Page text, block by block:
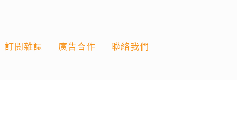
訂閱雜誌 廣告合作 聯絡我們